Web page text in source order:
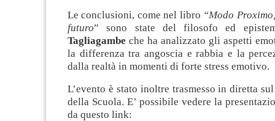
Le conclusioni, come nel libro “Modo
futuro” sono state del filosofo ed
Tagliagambe che ha analizzato gli aspetti
la differenza tra angoscia e rabbia e la
dalla realtà in momenti di forte stress emotivo.
L’evento è stato inoltre trasmesso in diretta
della Scuola. E’ possibile vedere la
da questo link: